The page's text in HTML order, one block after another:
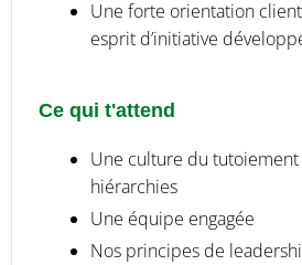
Une forte orientation
esprit d’initiative
Ce qui t'attend
Une culture du tutoiement
hiérarchies
Une équipe engagée
Nos principes de